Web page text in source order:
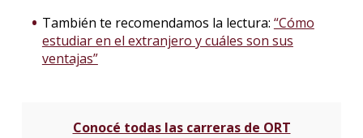
También te recomendamos la lectura: “Cómo
estudiar en el extranjero y cuáles son sus
ventajas”
Conocé todas las carreras de ORT